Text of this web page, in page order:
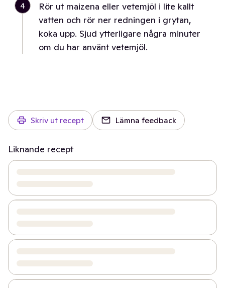
4
Rör ut maizena eller vetemjöl i lite kallt
vatten och rör ner redningen i grytan,
koka upp. Sjud ytterligare några minuter
om du har använt vetemjöl.
Skriv ut recept Lämna feedback
Liknande recept